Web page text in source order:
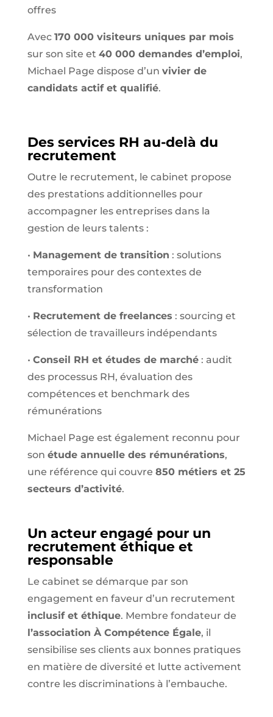
offres
Avec 170 000 visiteurs uniques par mois
sur son site et 40 000 demandes d’emploi,
Michael Page dispose d’un vivier de
candidats actif et qualifié.
Des services RH au-delà du
recrutement
Outre le recrutement, le cabinet propose
des prestations additionnelles pour
accompagner les entreprises dans la
gestion de leurs talents :
• Management de transition : solutions
temporaires pour des contextes de
transformation
• Recrutement de freelances : sourcing et
sélection de travailleurs indépendants
• Conseil RH et études de marché: audit
des processus RH, évaluation des
compétences et benchmark des
rémunérations
Michael Page est également reconnu pour
son étude annuelle des rémunérations,
une référence qui couvre 850 métiers et 25
secteurs d’activité.
Un acteur engagé pour un
recrutement éthique et
responsable
Le cabinet se démarque par son
engagement en faveur d’un recrutement
inclusif et éthique. Membre fondateur de
l’association À Compétence Égale, il
sensibilise ses clients aux bonnes pratiques
en matière de diversité et lutte activement
contre les discriminations à l’embauche.